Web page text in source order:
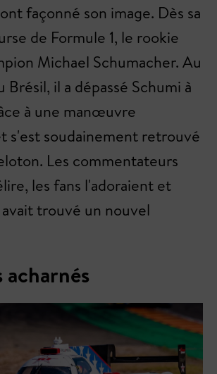
façonné son image. Dès sa
de Formule 1, le rookie
Michael Schumacher. Au
Brésil, il a dépassé Schumi à
à une manœuvre
s'est soudainement retrouvé
Les commentateurs
les fans l'adoraient et
trouvé un nouvel
acharnés